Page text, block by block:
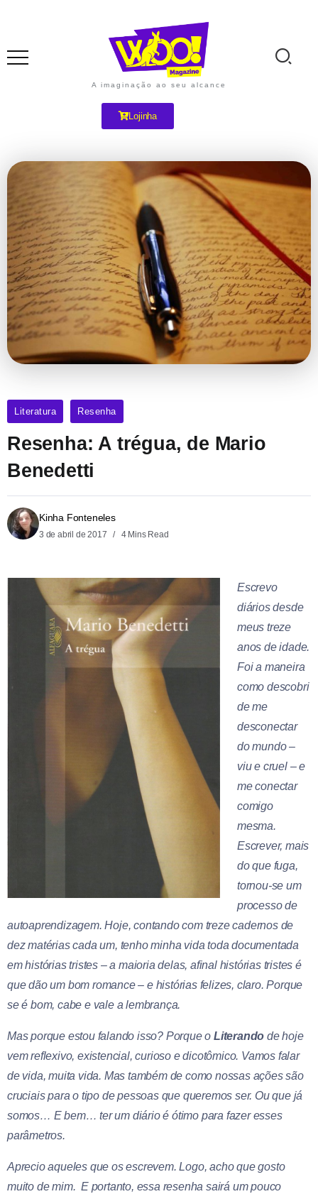
A imaginação ao seu alcance
Lojinha
Literatura Resenha
Resenha: A trégua, de Mario
Benedetti
Kinha Fonteneles
3 de abril de 2017 4 Mins Read
Escrevo
diários desde
meus treze
anos de idade.
Foi a maneira
como descobri
de me
desconectar
do mundo –
viu e cruel – e
me conectar
comigo
mesma.
Escrever, mais
do que fuga,
tornou-se um
processo de
autoaprendizagem. Hoje, contando com treze cadernos de
dez matérias cada um, tenho minha vida toda documentada
em histórias tristes – a maioria delas, afinal histórias tristes é
que dão um bom romance – e histórias felizes, claro. Porque
se é bom, cabe e vale a lembrança.
Mas porque estou falando isso? Porque o Literando de hoje
vem reflexivo, existencial, curioso e dicotômico. Vamos falar
de vida, muita vida. Mas também de como nossas ações são
cruciais para o tipo de pessoas que queremos ser. Ou que já
somos… E bem… ter um diário é ótimo para fazer esses
parâmetros.
Aprecio aqueles que os escrevem. Logo, acho que gosto
muito de mim. E portanto, essa resenha sairá um pouco